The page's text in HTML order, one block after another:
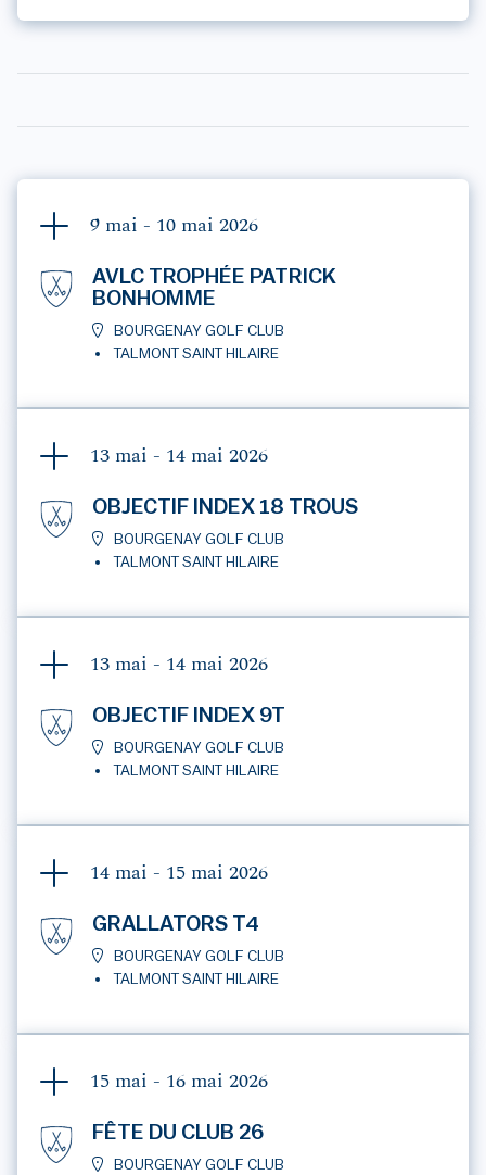
9 mai - 10 mai 2026
AVLC TROPHÉE PATRICK
BONHOMME
BOURGENAY GOLF CLUB
TALMONT SAINT HILAIRE
13 mai - 14 mai 2026
OBJECTIF INDEX 18 TROUS
BOURGENAY GOLF CLUB
TALMONT SAINT HILAIRE
13 mai - 14 mai 2026
OBJECTIF INDEX 9T
BOURGENAY GOLF CLUB
TALMONT SAINT HILAIRE
14 mai - 15 mai 2026
GRALLATORS T4
BOURGENAY GOLF CLUB
TALMONT SAINT HILAIRE
15 mai - 16 mai 2026
FÊTE DU CLUB 26
BOURGENAY GOLF CLUB